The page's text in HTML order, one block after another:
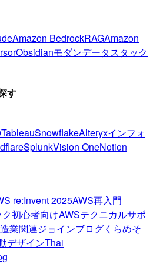
Amazon BedrockRAGAmazon
Obsidianモダンデータスタック
す
TableauSnowflakeAlteryxインフォ
SplunkVision OneNotion
re:Invent 2025AWS再入門
初心者向けAWSテクニカルサポ
業関連ジョインブログくらめそ
デザインThai